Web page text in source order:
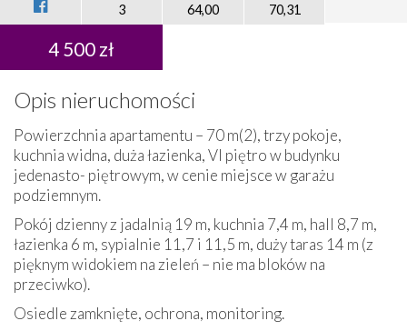
3 64,00 70,31
4 500 zł
Opis nieruchomości
Powierzchnia apartamentu – 70 m(2), trzy pokoje,
kuchnia widna, duża łazienka, VI piętro w budynku
jedenasto- piętrowym, w cenie miejsce w garażu
podziemnym.
Pokój dzienny z jadalnią 19 m, kuchnia 7,4 m, hall 8,7 m,
łazienka 6 m, sypialnie 11,7 i 11,5 m, duży taras 14 m (z
pięknym widokiem na zieleń – nie ma bloków na
przeciwko).
Osiedle zamknięte, ochrona, monitoring.